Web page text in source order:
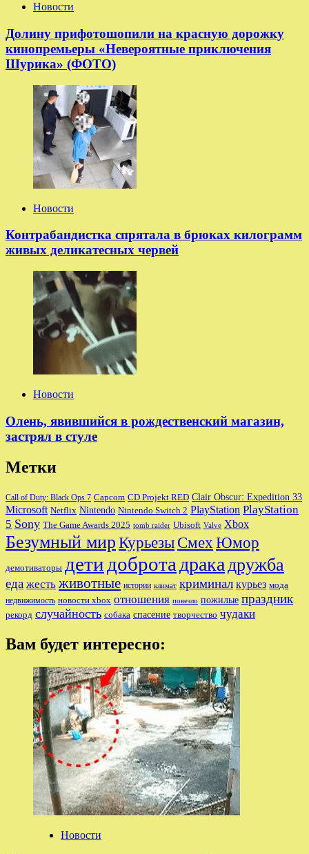
Новости
Долину прифотошопили на красную дорожку
кинопремьеры «Невероятные приключения
Шурика» (ФОТО)
Новости
Контрабандистка спрятала в брюках килограмм
живых деликатесных червей
Новости
Олень, явившийся в рождественский магазин,
застрял в стуле
Метки
Call of Duty: Black Ops 7 Capcom CD Projekt RED Clair Obscur: Expedition 33
Microsoft Netflix Nintendo Nintendo Switch 2 PlayStation PlayStation
5 Sony The Game Awards 2025 tomb raider Ubisoft Valve Xbox
Безумный мир Курьезы Смех Юмор
демотиваторы дети доброта драка дружба
еда жесть животные истории климат криминал курьез мода
недвижимость новости xbox отношения повезло пожилые праздник
рекорд случайность собака спасение творчество чудаки
Вам будет интересно:
Новости